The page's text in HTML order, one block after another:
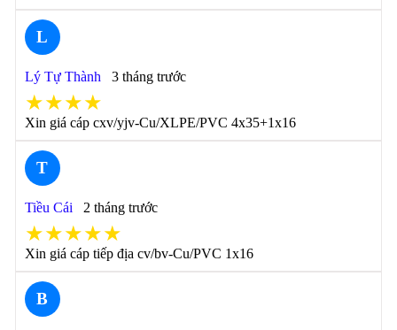
L
Lý Tự Thành 3 tháng trước
★★★★
Xin giá cáp cxv/yjv-Cu/XLPE/PVC 4x35+1x16
T
Tiều Cái 2 tháng trước
★★★★★
Xin giá cáp tiếp địa cv/bv-Cu/PVC 1x16
B